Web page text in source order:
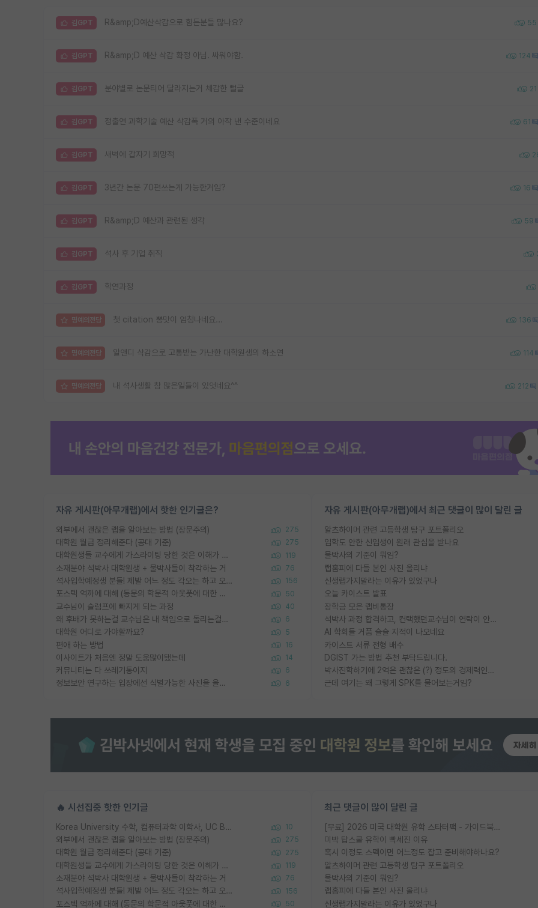
김GPT R&amp;D예산삭감으로 힘든분들 많나요? 55
김GPT R&amp;D 예산 삭감 확정 아님. 싸워야함. 124
김GPT 분야별로 논문티어 달라지는거 체감한 뻘글 21
김GPT 정출연 과학기술 예산 삭감폭 거의 아작 낸 수준이네요 61
김GPT 새벽에 갑자기 희망적
김GPT 3년간 논문 70편쓰는게 가능한거임? 16
김GPT R&amp;D 예산과 관련된 생각 59
김GPT 석사 후 기업 취직
김GPT 학연과정
명예의전당 첫 citation 뽕맛이 엄청나네요... 136
명예의전당 알앤디 삭감으로 고통받는 가난한 대학원생의 하소연 114
명예의전당 내 석사생활 참 많은일들이 있엇네요^^ 212
자유 게시판(아무개랩)에서 핫한 인기글은?
외부에서 괜찮은 랩을 알아보는 방법 (장문주의) 275
대학원 월급 정리해준다 (공대 기준) 275
대학원생들 교수에게 가스라이팅 당한 것은 이해가 갑니다. 안타깝네요. 119
소재분야 석박사 대학원생 + 물박사들이 착각하는 거 76
석사입학예정생 분들! 제발 어느 정도 각오는 하고 오세요. 156
포스텍 억까에 대해 (동문의 학문적 아웃풋에 대한 반박) 50
교수님이 슬럼프에 빠지게 되는 과정 40
왜 후배가 못하는걸 교수님은 내 책임으로 돌리는걸까요? 6
대학원 어디로 가야할까요? 5
편애 하는 방법 16
이사이트가 처음엔 정말 도움많이됐는데 14
커뮤니티는 다 쓰레기통이지 6
정보보안 연구하는 입장에선 식별가능한 사진을 올리는건 비추이긴함 6
자유 게시판(아무개랩)에서 최근 댓글이 많이 달린 글
알츠하이머 관련 고등학생 탐구 포트폴리오
입학도 안한 신입생이 원래 관심을 받나요
물박사의 기준이 뭐임?
랩홈피에 다들 본인 사진 올리냐
신생랩가지말라는 이유가 있었구나
오늘 카이스트 발표
장학금 모은 랩비통장
석박사 과정 합격하고, 컨택했던교수님이 연락이 안됩니다...
AI 학회들 거품 슬슬 지적이 나오네요
카이스트 서류 전형 배수
DGIST 가는 방법 추천 부탁드립니다.
박사진학하기에 2억은 괜찮은 (?) 정도의 경제력인가요
근데 여기는 왜 그렇게 SPK를 물어보는거임?
🔥 시선집중 핫한 인기글
Korea University 수학, 컴퓨터과학 이학사, UC Berkeley 산업공학 대학원 공학박사가 되는 것은 쉽지 않겠죠? 10
외부에서 괜찮은 랩을 알아보는 방법 (장문주의) 275
대학원 월급 정리해준다 (공대 기준) 275
대학원생들 교수에게 가스라이팅 당한 것은 이해가 갑니다. 안타깝네요. 119
소재분야 석박사 대학원생 + 물박사들이 착각하는 거 76
석사입학예정생 분들! 제발 어느 정도 각오는 하고 오세요. 156
포스텍 억까에 대해 (동문의 학문적 아웃풋에 대한 반박) 50
최근 댓글이 많이 달린 글
[무료] 2026 미국 대학원 유학 스타터팩 - 가이드북 & 합격자 컨택메일 템플릿
미박 탑스쿨 유학이 빡세진 이유
혹시 이정도 스펙이면 어느정도 잡고 준비해야하나요?
알츠하이머 관련 고등학생 탐구 포트폴리오
물박사의 기준이 뭐임?
랩홈피에 다들 본인 사진 올리냐
신생랩가지말라는 이유가 있었구나